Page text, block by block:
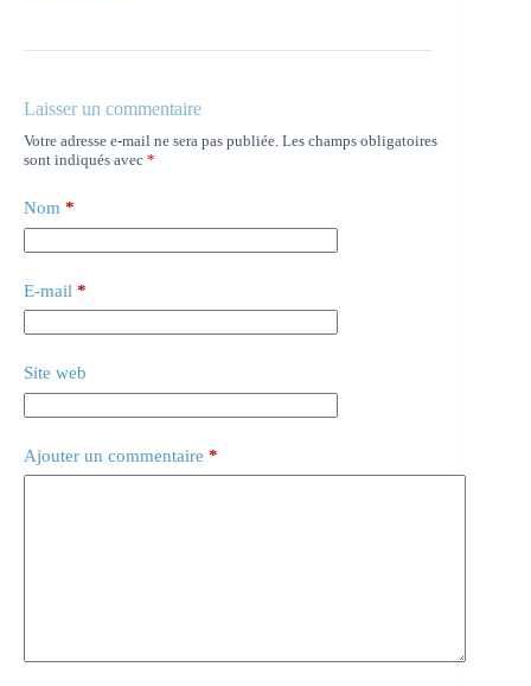
Laisser un commentaire
Votre adresse e-mail ne sera pas publiée. Les champs obligatoires
sont indiqués avec *
Nom *
E-mail *
Site web
Ajouter un commentaire *